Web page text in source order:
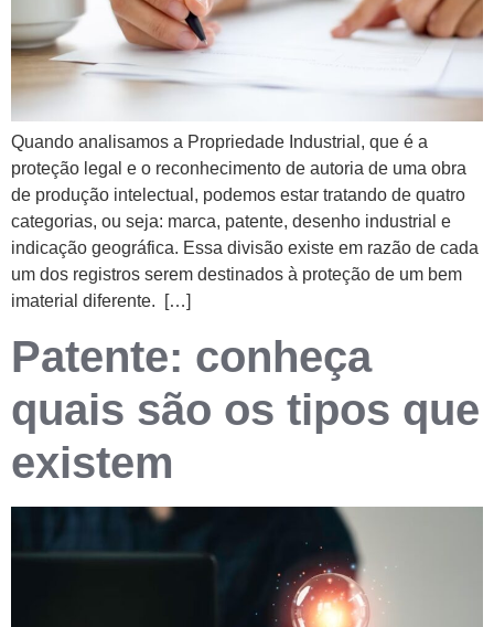
Quando analisamos a Propriedade Industrial, que é a
proteção legal e o reconhecimento de autoria de uma obra
de produção intelectual, podemos estar tratando de quatro
categorias, ou seja: marca, patente, desenho industrial e
indicação geográfica. Essa divisão existe em razão de cada
um dos registros serem destinados à proteção de um bem
imaterial diferente. […]
Patente: conheça
quais são os tipos que
existem